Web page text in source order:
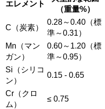
エレメント
（重量%）
C（炭素）
0.28～0.40（標
準～0.31）
Mn（マン
ガン）
0.60～1.20（標
準～0.95）
Si（シリコ
ン）
0.15 - 0.65
Cr（クロ
ム）
≤ 0.75